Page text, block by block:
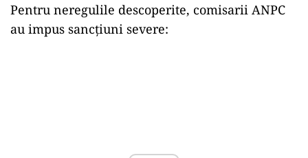
Pentru neregulile descoperite, comisarii ANPC
au impus sancțiuni severe: